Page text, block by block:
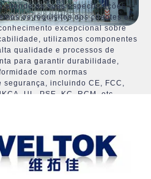
atende às suas especificações
os requisitos dos clientes e,
excepcional sobre
utilizamos componentes
qualidade e processos de
para garantir durabilidade,
com normas
segurança, incluindo CE, FCC,
UL, PSE, KC, RCM, etc.,
entregando produção
lotes até pedidos em
de entrega rápidos. A Veltok
de OEM/ODM,